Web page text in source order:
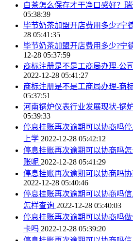
白茶怎么保存才干净口感好？
05:38:39
毕节奶茶加盟开店费用多少?宁
28 05:41:35
毕节奶茶加盟开店费用多少?宁
12-28 05:37:59
商标注册是不是工商局办理-公
2022-12-28 05:41:27
商标注册是不是工商局办理-商
05:37:51
河南锅炉仪表行业发展现状-锅
05:39:33
停息挂账再次逾期可以协商吗
上学 2022-12-28 05:42:12
停息挂账再次逾期可以协商吗
账呢 2022-12-28 05:41:29
停息挂账再次逾期可以协商吗
2022-12-28 05:40:46
停息挂账再次逾期可以协商吗
怎样查询 2022-12-28 05:40:03
停息挂账再次逾期可以协商吗
卡吗 2022-12-28 05:39:20